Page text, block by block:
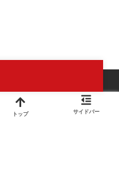
トップ サイドバー